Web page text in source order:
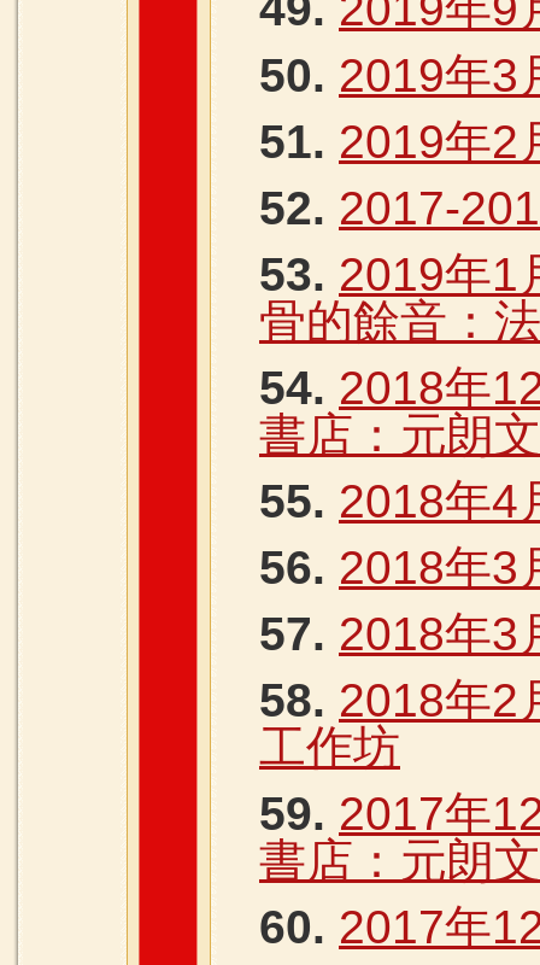
50. 2019年3
51. 2019年2
52. 2017-
53. 2019年1
骨的餘音：
54. 2018年
書店：元朗
55. 2018年4
56. 2018年3
57. 2018年3
58. 2018年2
工作坊
59. 2017年
書店：元朗
60. 2017年